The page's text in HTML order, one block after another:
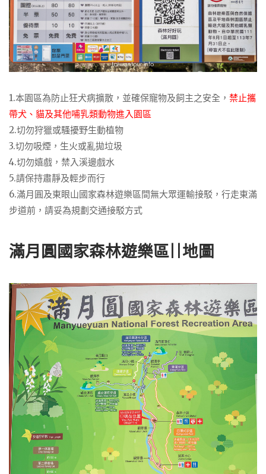
1.本園區為防止狂犬病擴散，並確保寵物及飼主之安全， 禁止攜
帶犬、貓及其他哺乳類動物進入園區
2.切勿狩獵或騷擾野生動植物
3.切勿吸煙，生火或亂拋垃圾
4.切勿嬉戲，禁入溪邊戲水
5.請保持肅靜及輕步而行
6.滿月圓及東眼山國家森林遊樂區間無大眾運輸接駁，行走東滿
步道前，請妥為規劃交通接駁方式
滿月圓國家森林遊樂區||地圖